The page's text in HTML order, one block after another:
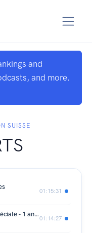
and
and more.
SUISSE
01:15:31
Thérapie insomnie - Émission Spéciale - 1 an après
01:14:27